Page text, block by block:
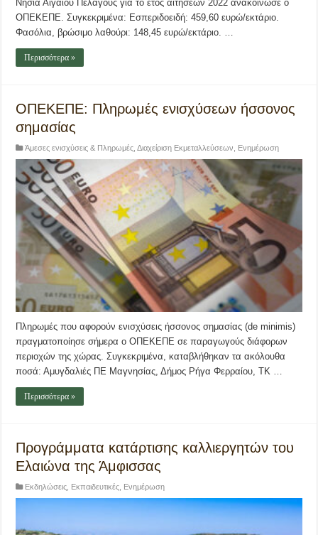
Νησιά Αιγαίου Πελάγους για το έτος αιτήσεων 2022 ανακοίνωσε ο
ΟΠΕΚΕΠΕ. Συγκεκριμένα: Εσπεριδοειδή: 459,60 ευρώ/εκτάριο.
Φασόλια, βρώσιμο λαθούρι: 148,45 ευρώ/εκτάριο. …
Περισσότερα »
ΟΠΕΚΕΠΕ: Πληρωμές ενισχύσεων ήσσονος
σημασίας
Άμεσες ενισχύσεις & Πληρωμές ,Διαχείριση Εκμεταλλεύσεων Ενημέρωση
Πληρωμές που αφορούν ενισχύσεις ήσσονος σημασίας (de minimis)
πραγματοποίησε σήμερα ο ΟΠΕΚΕΠΕ σε παραγωγούς διάφορων
περιοχών της χώρας. Συγκεκριμένα, καταβλήθηκαν τα ακόλουθα
ποσά: Αμυγδαλιές ΠΕ Μαγνησίας, Δήμος Ρήγα Φερραίου, ΤΚ …
Περισσότερα »
Προγράμματα κατάρτισης καλλιεργητών του
Ελαιώνα της Άμφισσας
Εκδηλώσεις Εκπαιδευτικές Ενημέρωση